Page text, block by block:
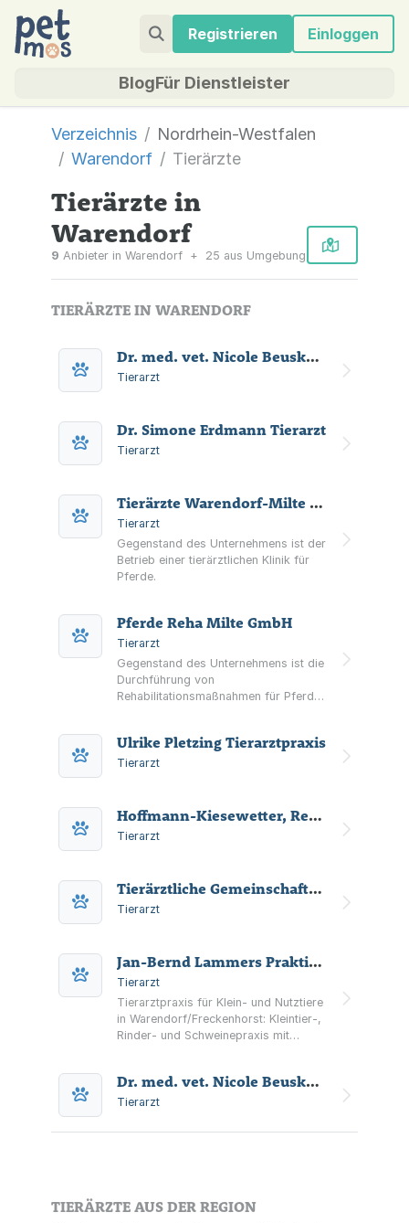
Registrieren Einloggen
BlogFür Dienstleister
Verzeichnis
Nordrhein-Westfalen
Warendorf
Tierärzte
Tierärzte in
Warendorf
9 Anbieter in Warendorf + 25 aus Umgebung
TIERÄRZTE IN WARENDORF
Dr. med. vet. Nicole Beusker, M.A., Prakt. Tierärztin
Tierarzt
Dr. Simone Erdmann Tierarzt
Tierarzt
Tierärzte Warendorf-Milte GmbH
Tierarzt
Gegenstand des Unternehmens ist der
Betrieb einer tierärztlichen Klinik für
Pferde.
Pferde Reha Milte GmbH
Tierarzt
Gegenstand des Unternehmens ist die
Durchführung von
Rehabilitationsmaßnahmen für Pferde
weiterer Dienstleistungen für Pferde,
z.B. Unterricht, Training, Ausbildung
Ulrike Pletzing Tierarztpraxis
Tierarzt
Hoffmann-Kiesewetter, Regine Tierärztin
Tierarzt
Tierärztliche Gemeinschaftspraxis Dr. Bockholt & Dr. Goldberg
Tierarzt
Jan-Bernd Lammers Praktischer Tierarzt
Tierarzt
Tierarztpraxis für Klein- und Nutztiere
in Warendorf/Freckenhorst: Kleintier-,
Rinder- und Schweinepraxis mit
Dr. med. vet. Nicole Beusker Praktische Tierärztin
Tierarzt
TIERÄRZTE AUS DER REGION